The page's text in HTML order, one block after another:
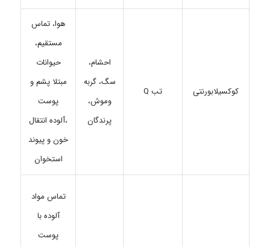
کوکسیلابورنتی تب Q
احشام،
سگ، گربه
وموش،
پرندگان
هوا، تماس
مستقیم،
حیوانات
مبتلا پشم و
پوست
،آلوده انتقال
خون و پیوند
استخوان
تماس مواد
آلوده با
پوست